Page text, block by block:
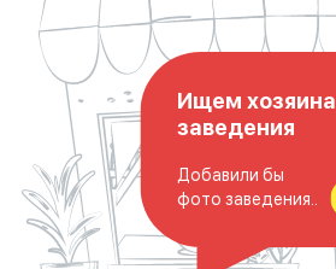
Ищем хозяина
заведения
Добавили бы
фото заведения..